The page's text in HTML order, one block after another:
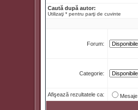
Caută după autor:
Utilizaţi * pentru parţi de cuvinte
Forum:
Categorie:
Afişează rezultatele ca: Mesaje